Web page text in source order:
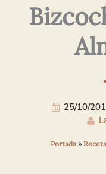
25/10/
Portada»